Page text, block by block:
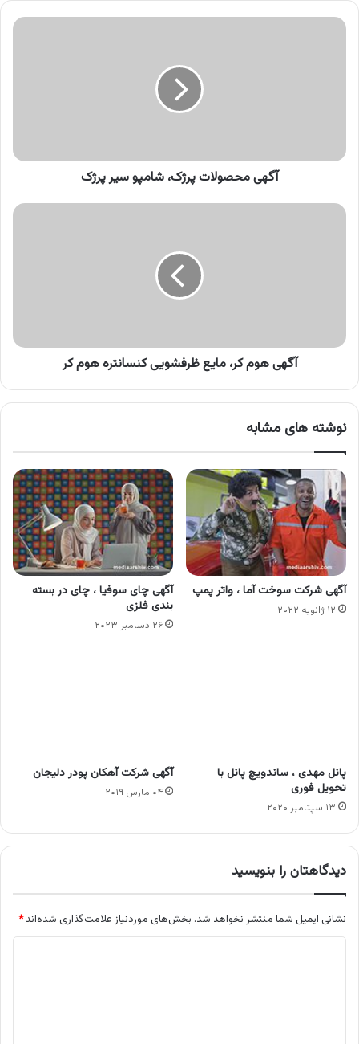
آگهی
آگهی محصولات پرژک، شامپو سیر پرژک
آگهی
آگهی هوم کر، مایع ظرفشویی کنسانتره هوم کر
نوشته های مشابه
آگهی شرکت سوخت آما ، واتر پمپ
۱۲ ژانویه ۲۰۲۲
آگهی چای سوفیا ، چای در بسته
بندی فلزی
۲۶ دسامبر ۲۰۲۳
پانل مهدی ، ساندویچ پانل با
تحویل فوری
۱۳ سپتامبر ۲۰۲۰
آگهی شرکت آهکان پودر دلیجان
۰۴ مارس ۲۰۱۹
دیدگاهتان را بنویسید
نشانی ایمیل شما منتشر نخواهد شد. بخش‌های موردنیاز علامت‌گذاری شده‌اند*